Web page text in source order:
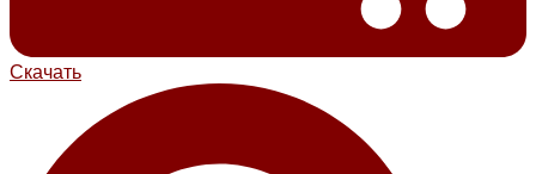
Скачать